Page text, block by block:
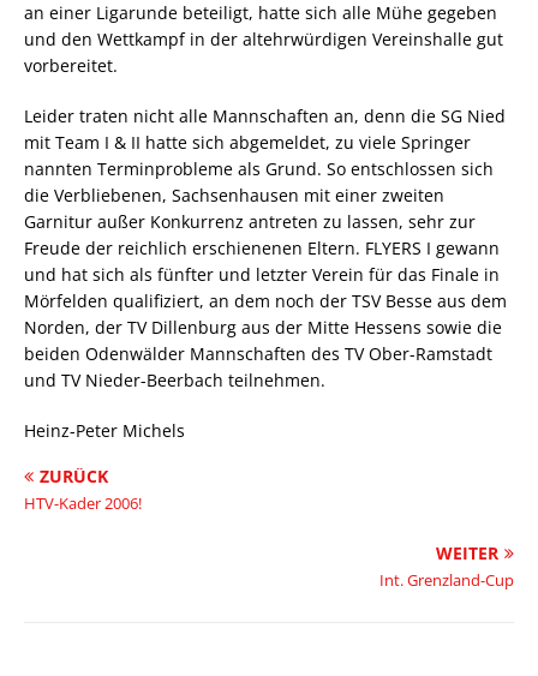
an einer Ligarunde beteiligt, hatte sich alle Mühe gegeben
und den Wettkampf in der altehrwürdigen Vereinshalle gut
vorbereitet.
Leider traten nicht alle Mannschaften an, denn die SG Nied
mit Team I & II hatte sich abgemeldet, zu viele Springer
nannten Terminprobleme als Grund. So entschlossen sich
die Verbliebenen, Sachsenhausen mit einer zweiten
Garnitur außer Konkurrenz antreten zu lassen, sehr zur
Freude der reichlich erschienenen Eltern. FLYERS I gewann
und hat sich als fünfter und letzter Verein für das Finale in
Mörfelden qualifiziert, an dem noch der TSV Besse aus dem
Norden, der TV Dillenburg aus der Mitte Hessens sowie die
beiden Odenwälder Mannschaften des TV Ober-Ramstadt
und TV Nieder-Beerbach teilnehmen.
Heinz-Peter Michels
ZURÜCK
HTV-Kader 2006!
WEITER
Int. Grenzland-Cup